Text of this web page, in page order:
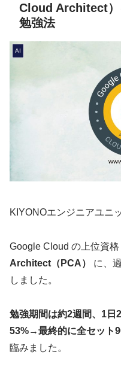
Cloud Architect）
勉強法
AI
KIYONOエンジニアユニ
Google Cloud の上位資格
Architect（PCA）
に、
しました。
勉強期間は約2週間、1日
53%→最終的に全セット
臨みました。